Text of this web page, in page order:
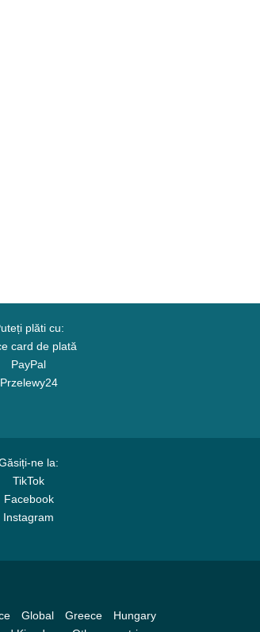
plăti cu:
card de plată
PayPal
Przelewy24
ne la:
TikTok
Facebook
Instagram
Global Greece
Hungary